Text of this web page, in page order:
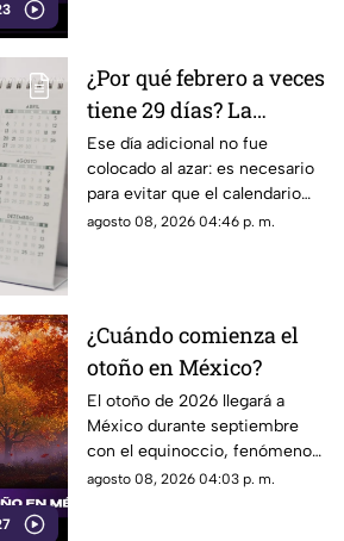
¿Por qué febrero a veces
tiene 29 días? La
curiosa razón detrás de
los años bisiestos
Ese día adicional no fue
colocado al azar: es necesario
para evitar que el calendario
pierda sincronía con las
agosto 08, 2026 04:46 p. m.
¿Cuándo comienza el
otoño en México?
El otoño de 2026 llegará a
México durante septiembre
con el equinoccio, fenómeno
astronómico que marca el
agosto 08, 2026 04:03 p. m.